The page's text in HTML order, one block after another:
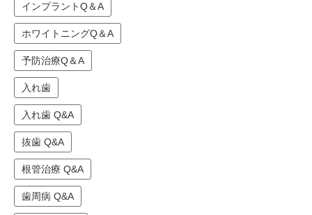
インプラントQ＆A
ホワイトニングQ＆A
予防治療Q＆A
入れ歯
入れ歯 Q&A
抜歯 Q&A
根管治療 Q&A
歯周病 Q&A